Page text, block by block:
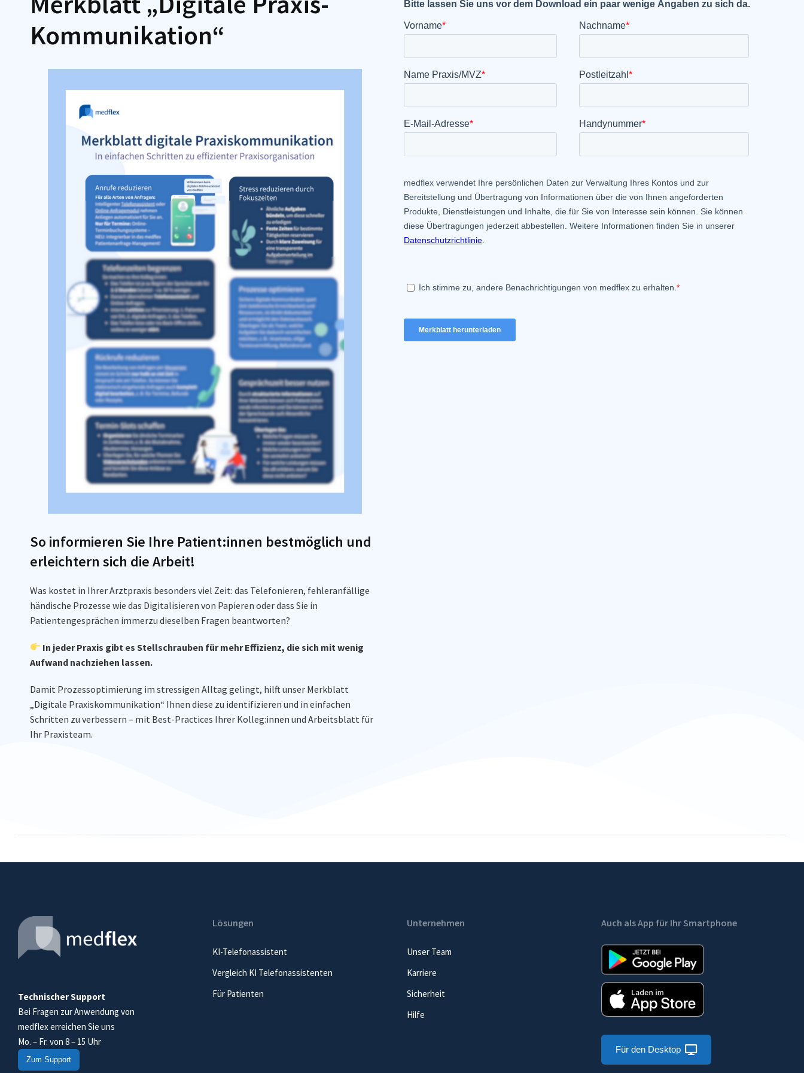
Kommunikation“
So informieren Sie Ihre Patient:innen bestmöglich und
erleichtern sich die Arbeit!
Was kostet in Ihrer Arztpraxis besonders viel Zeit: das Telefonieren, fehleranfällige
händische Prozesse wie das Digitalisieren von Papieren oder dass Sie in
Patientengesprächen immerzu dieselben Fragen beantworten?
In jeder Praxis gibt es Stellschrauben für mehr Effizienz, die sich mit wenig
Aufwand nachziehen lassen.
Damit Prozessoptimierung im stressigen Alltag gelingt, hilft unser Merkblatt
„Digitale Praxiskommunikation“ Ihnen diese zu identifizieren und in einfachen
Schritten zu verbessern – mit Best-Practices Ihrer Kolleg:innen und Arbeitsblatt für
Ihr Praxisteam.
Technischer Support
Bei Fragen zur Anwendung von
medflex erreichen Sie uns
Mo. – Fr. von 8 – 15 Uhr
Zum Support
Lösungen
KI-Telefonassistent
Vergleich KI Telefonassistenten
Für Patienten
Unternehmen
Unser Team
Karriere
Sicherheit
Hilfe
Auch als App für Ihr Smartphone
Für den Desktop